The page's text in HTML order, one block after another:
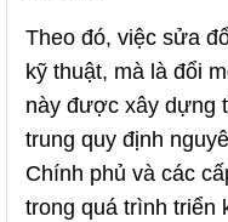
Theo đó, việc sửa
kỹ thuật, mà là đổi
này được xây dựng
trung quy định
Chính phủ và các
trong quá trình triển